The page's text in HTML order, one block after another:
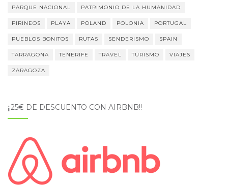
PARQUE NACIONAL PATRIMONIO DE LA HUMANIDAD
PIRINEOS PLAYA POLAND POLONIA PORTUGAL
PUEBLOS BONITOS RUTAS SENDERISMO SPAIN
TARRAGONA TENERIFE TRAVEL TURISMO VIAJES
ZARAGOZA
¡¡25€ DE DESCUENTO CON AIRBNB!!